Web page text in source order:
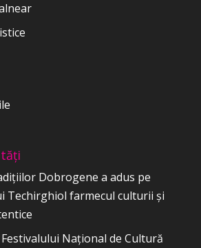
Dobrogene a adus pe
Techirghiol farmecul culturii și
Național de Cultură